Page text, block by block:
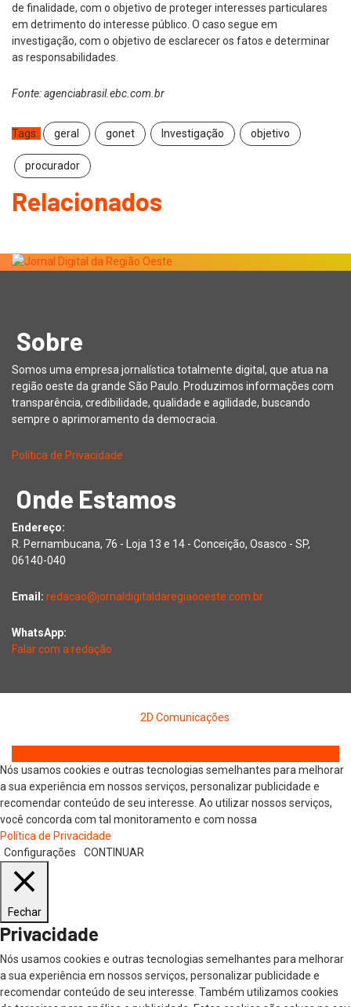
de finalidade, com o objetivo de proteger interesses particulares
em detrimento do interesse público. O caso segue em
investigação, com o objetivo de esclarecer os fatos e determinar
as responsabilidades.
Fonte: agenciabrasil.ebc.com.br
Tags: geral gonet Investigação objetivo
procurador
Relacionados
Sobre
Somos uma empresa jornalística totalmente digital, que atua na
região oeste da grande São Paulo. Produzimos informações com
transparência, credibilidade, qualidade e agilidade, buscando
sempre o aprimoramento da democracia.
Política de Privacidade
Onde Estamos
Endereço:
R. Pernambucana, 76 - Loja 13 e 14 - Conceição, Osasco - SP,
06140-040
Email: redacao@jornaldigitaldaregiaooeste.com.br
WhatsApp:
Falar com a redação
2D Comunicações
Nós usamos cookies e outras tecnologias semelhantes para melhorar
a sua experiência em nossos serviços, personalizar publicidade e
recomendar conteúdo de seu interesse. Ao utilizar nossos serviços,
você concorda com tal monitoramento e com nossa
Política de Privacidade
Configurações
CONTINUAR
Fechar
Privacidade
Nós usamos cookies e outras tecnologias semelhantes para melhorar
a sua experiência em nossos serviços, personalizar publicidade e
recomendar conteúdo de seu interesse. Também utilizamos cookies